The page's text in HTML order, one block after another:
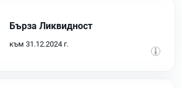
Бърза Ликвидност
към 31.12.2024 г.